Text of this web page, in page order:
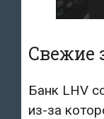
Свежие
Банк LHV
из-за